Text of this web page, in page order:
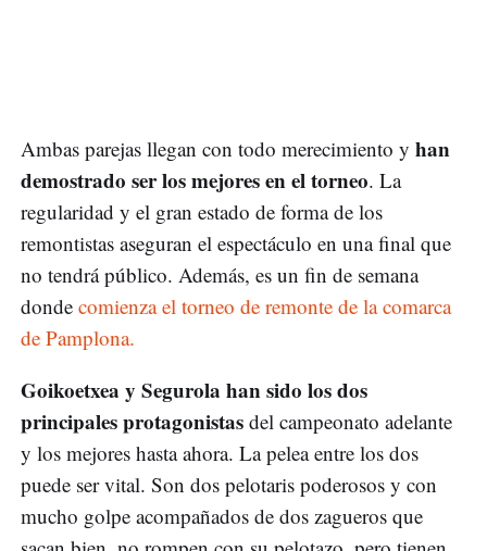
Ambas parejas llegan con todo merecimiento y han
demostrado ser los mejores en el torneo. La
regularidad y el gran estado de forma de los
remontistas aseguran el espectáculo en una final que
no tendrá público. Además, es un fin de semana
donde comienza el torneo de remonte de la comarca
de Pamplona.
Goikoetxea y Segurola han sido los dos
principales protagonistas del campeonato adelante
y los mejores hasta ahora. La pelea entre los dos
puede ser vital. Son dos pelotaris poderosos y con
mucho golpe acompañados de dos zagueros que